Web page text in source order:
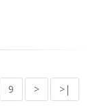
9 > >|